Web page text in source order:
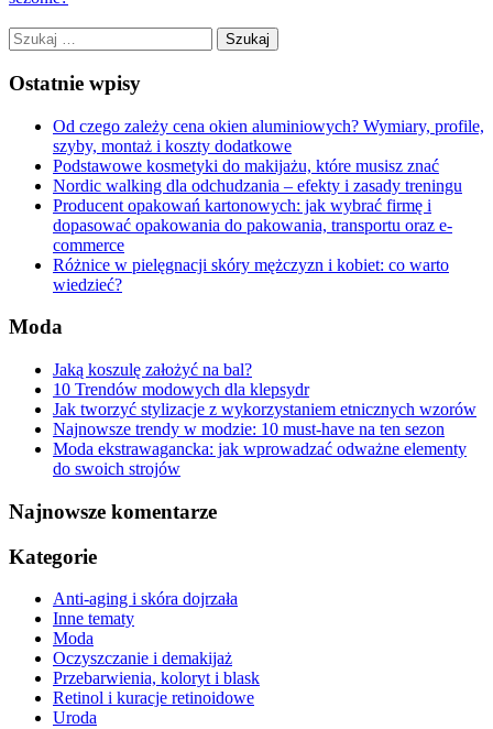
Szukaj:
Ostatnie wpisy
Od czego zależy cena okien aluminiowych? Wymiary, profile,
szyby, montaż i koszty dodatkowe
Podstawowe kosmetyki do makijażu, które musisz znać
Nordic walking dla odchudzania – efekty i zasady treningu
Producent opakowań kartonowych: jak wybrać firmę i
dopasować opakowania do pakowania, transportu oraz e-
commerce
Różnice w pielęgnacji skóry mężczyzn i kobiet: co warto
wiedzieć?
Moda
Jaką koszulę założyć na bal?
10 Trendów modowych dla klepsydr
Jak tworzyć stylizacje z wykorzystaniem etnicznych wzorów
Najnowsze trendy w modzie: 10 must-have na ten sezon
Moda ekstrawagancka: jak wprowadzać odważne elementy
do swoich strojów
Najnowsze komentarze
Kategorie
Anti-aging i skóra dojrzała
Inne tematy
Moda
Oczyszczanie i demakijaż
Przebarwienia, koloryt i blask
Retinol i kuracje retinoidowe
Uroda